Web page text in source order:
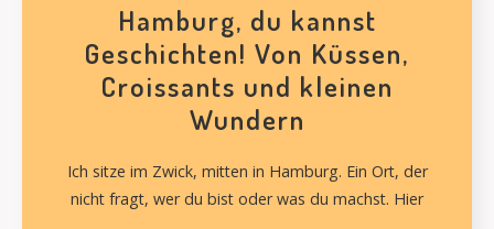
Hamburg, du kannst
Geschichten! Von Küssen,
Croissants und kleinen
Wundern
Ich sitze im Zwick, mitten in Hamburg. Ein Ort, der
nicht fragt, wer du bist oder was du machst. Hier